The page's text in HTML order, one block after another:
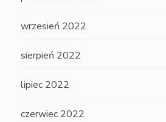
wrzesień 2022
sierpień 2022
lipiec 2022
czerwiec 2022